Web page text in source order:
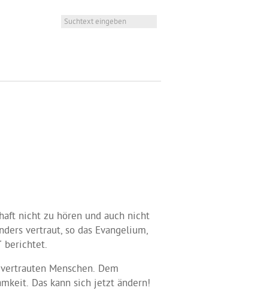
nicht zu hören und auch nicht
vertraut, so das Evangelium,
berichtet.
Menschen. Dem
Das kann sich jetzt ändern!